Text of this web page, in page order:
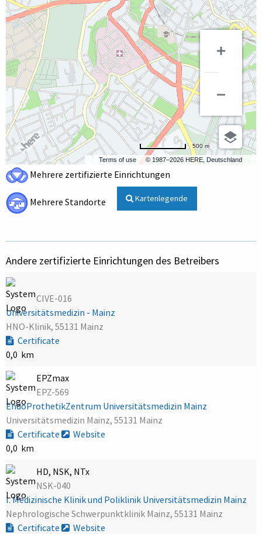
Terms of use © 1987–2026 HERE, Deutschland
500 m
Mehrere zertifizierte Einrichtungen
Mehrere Standorte Kartenlegende
Andere zertifizierte Einrichtungen des Betreibers
CIVE-016
Universitätsmedizin - Mainz
HNO-Klinik, 55131 Mainz
Certificate
0,0 km
EPZmax
EPZ-569
EndoProthetikZentrum Universitätsmedizin Mainz
Universitätsmedizin Mainz, 55131 Mainz
Certificate
Website
0,0 km
HD, NSK, NTx
NSK-040
I. Medizinische Klinik und Poliklinik Universitätsmedizin Mainz
Nephrologische Schwerpunktklinik Mainz, 55131 Mainz
Certificate
Website